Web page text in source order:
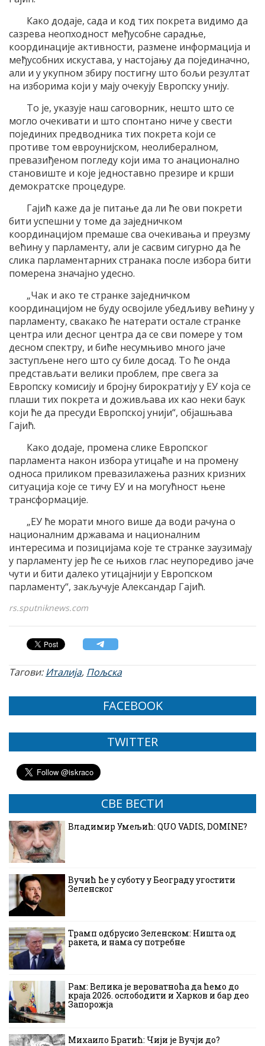
Како додаје, сада и код тих покрета видимо да
сазрева неопходност међусобне сарадње,
координације активности, размене информација и
међусобних искустава, у настојању да појединачно,
али и у укупном збиру постигну што бољи резултат
на изборима који у мају очекују Европску унију.
То је, указује наш саговорник, нешто што се
могло очекивати и што спонтано ниче у свести
појединих предводника тих покрета који се
противе том евроунијском, неолибералном,
превазиђеном погледу који има то анационално
становиште и које једноставно презире и крши
демократске процедуре.
Гајић каже да је питање да ли ће ови покрети
бити успешни у томе да заједничком
координацијом премаше сва очекивања и преузму
већину у парламенту, али је сасвим сигурно да ће
слика парламентарних странака после избора бити
померена значајно удесно.
„Чак и ако те странке заједничком
координацијом не буду освојиле убедљиву већину у
парламенту, свакако ће натерати остале странке
центра или десног центра да се сви помере у том
десном спектру, и биће несумњиво много јаче
заступљене него што су биле досад. То ће онда
представљати велики проблем, пре свега за
Европску комисију и бројну бирократију у ЕУ која се
плаши тих покрета и доживљава их као неки баук
који ће да пресуди Европској унији“, објашњава
Гајић.
Како додаје, промена слике Европског
парламента након избора утицаће и на промену
односа приликом превазилажења разних кризних
ситуација које се тичу ЕУ и на могућност њене
трансформације.
„ЕУ ће морати много више да води рачуна о
националним државама и националним
интересима и позицијама које те странке заузимају
у парламенту јер ће се њихов глас неупоредиво јаче
чути и бити далеко утицајнији у Европском
парламенту“, закључује Александар Гајић.
rs.sputniknews.com
Тагови:Италија, Пољска
FACEBOOK
TWITTER
СВЕ ВЕСТИ
Владимир Умељић: QUO VADIS, DOMINE?
Вучић ће у суботу у Београду угостити
Зеленског
Трамп одбрусио Зеленском: Ништа од
ракета, и нама су потребне
Рам: Велика је вероватноћа да ћемо до
краја 2026. ослободити и Харков и бар део
Запорожја
Михаило Братић: Чији је Вучји до?